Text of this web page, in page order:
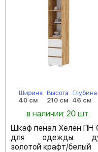
Ширина
40 см
Высота
210 см
Глубина
46 см
в наличии: 20 шт.
Шкаф пенал Хелен ПН
для одежды
золотой крафт/белый